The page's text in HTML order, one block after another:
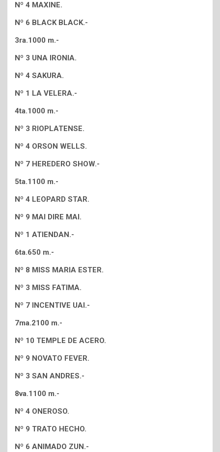
Nº 4 MAXINE.
Nº 6 BLACK BLACK.-
3ra.1000 m.-
Nº 3 UNA IRONIA.
Nº 4 SAKURA.
Nº 1 LA VELERA.-
4ta.1000 m.-
Nº 3 RIOPLATENSE.
Nº 4 ORSON WELLS.
Nº 7 HEREDERO SHOW.-
5ta.1100 m.-
Nº 4 LEOPARD STAR.
Nº 9 MAI DIRE MAI.
Nº 1 ATIENDAN.-
6ta.650 m.-
Nº 8 MISS MARIA ESTER.
Nº 3 MISS FATIMA.
Nº 7 INCENTIVE UAI.-
7ma.2100 m.-
Nº 10 TEMPLE DE ACERO.
Nº 9 NOVATO FEVER.
Nº 3 SAN ANDRES.-
8va.1100 m.-
Nº 4 ONEROSO.
Nº 9 TRATO HECHO.
Nº 6 ANIMADO ZUN.-